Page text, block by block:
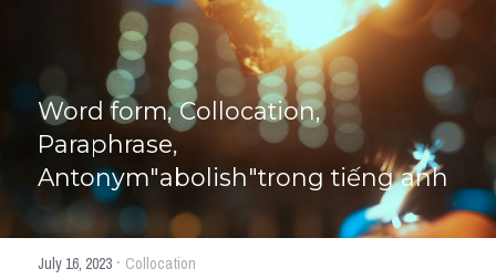
Academic words
Phrase
Phrasal Verb
Idioms đồng nghĩa
Idioms trái nghĩa
Word form, Collocation,
Paraphrase,
Antonym"abolish"trong tiếng anh
July 16, 2023 · Collocation